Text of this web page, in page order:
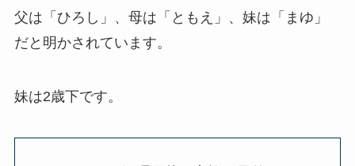
父は「ひろし」、母は「ともえ」、妹は「まゆ」
だと明かされています。
妹は2歳下です。